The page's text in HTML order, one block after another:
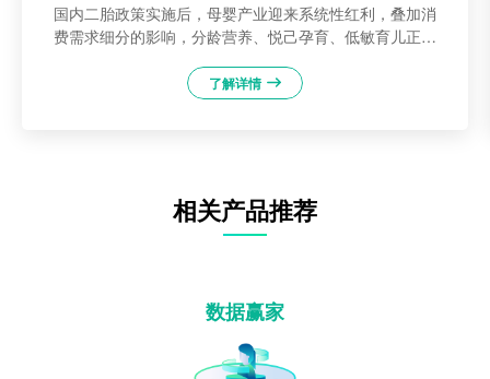
国内二胎政策实施后，母婴产业迎来系统性红利，叠加消
费需求细分的影响，分龄营养、悦己孕育、低敏育儿正成
了解详情
相关产品推荐
数据赢家